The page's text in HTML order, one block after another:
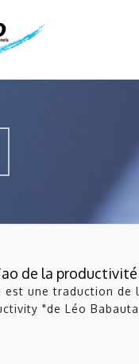
de la productivité
est une traduction de
"de Léo